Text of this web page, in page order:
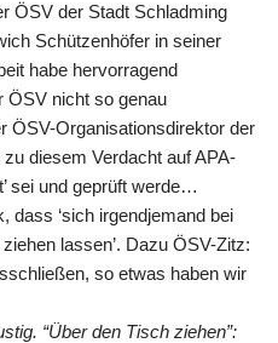
ÖSV der Stadt Schladming
Schützenhöfer in seiner
habe hervorragend
ÖSV nicht so genau
ÖSV-Organisationsdirektor der
diesem Verdacht auf APA-
sei und geprüft werde…
‘sich irgendjemand bei
lassen’. Dazu ÖSV-Zitz:
so etwas haben wir
“Über den Tisch ziehen”: